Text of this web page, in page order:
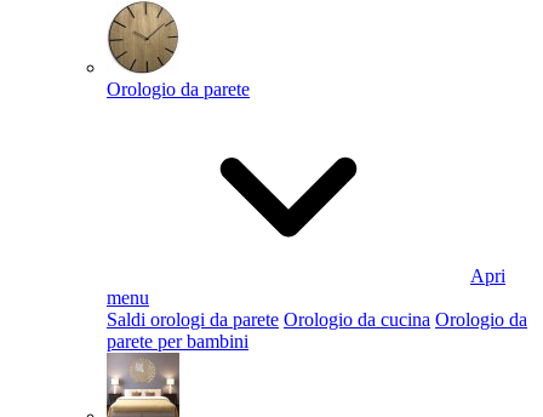
Orologio da parete
Apri
menu
Saldi orologi da parete Orologio da cucina Orologio da
parete per bambini